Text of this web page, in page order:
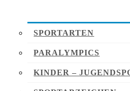
SPORTARTEN
PARALYMPICS
KINDER –